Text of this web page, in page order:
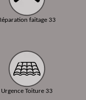
faitage 33
Urgence Toiture 33